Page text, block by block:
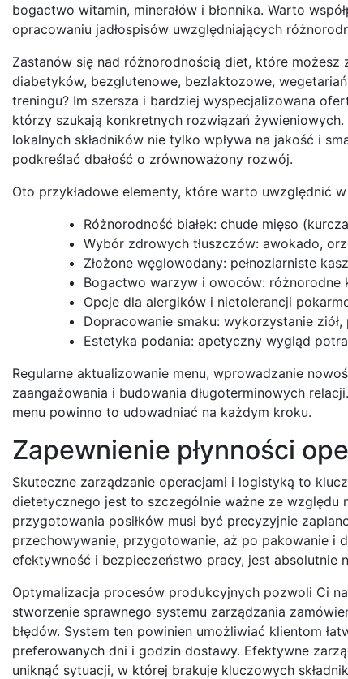
bogactwo witamin, minerałów i błonnika. Warto
opracowaniu jadłospisów uwzględniających
Zastanów się nad różnorodnością diet, które
diabetyków, bezglutenowe, bezlaktozowe,
treningu? Im szersza i bardziej wyspecjalizowana
którzy szukają konkretnych rozwiązań
lokalnych składników nie tylko wpływa na jakość i
podkreślać dbałość o zrównoważony rozwój.
Oto przykładowe elementy, które warto uwzględnić
Różnorodność białek: chude mięso
Wybór zdrowych tłuszczów: awokado,
Złożone węglowodany: pełnoziarniste
Bogactwo warzyw i owoców: różnorodne
Opcje dla alergików i nietolerancji
Dopracowanie smaku: wykorzystanie
Estetyka podania: apetyczny wygląd
Regularne aktualizowanie menu, wprowadzanie
zaangażowania i budowania długoterminowych
menu powinno to udowadniać na każdym kroku.
Zapewnienie płynności
Skuteczne zarządzanie operacjami i logistyką to
dietetycznego jest to szczególnie ważne ze względu
przygotowania posiłków musi być precyzyjnie
przechowywanie, przygotowanie, aż po pakowanie i
efektywność i bezpieczeństwo pracy, jest absolutnie
Optymalizacja procesów produkcyjnych pozwoli Ci
stworzenie sprawnego systemu zarządzania
błędów. System ten powinien umożliwiać klientom
preferowanych dni i godzin dostawy. Efektywne
uniknąć sytuacji, w której brakuje kluczowych